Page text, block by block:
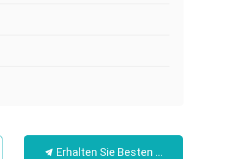
Erhalten Sie Besten Preis